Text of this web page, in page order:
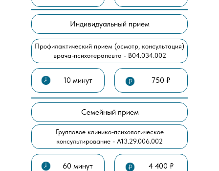
Индивидуальный прием
750 ₽
Профилактический прием (осмотр, консультация)
врача-психотерапевта - В04.034.002
10 минут
Семейный прием
4 400 ₽
Групповое клинико-психологическое
консультирование - А13.29.006.002
60 минут